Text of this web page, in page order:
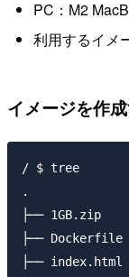
PC：M2
利用するイメ
イメージを作
/ $ tree
.
├── 1GB.zip
├── Dockerfile
├── index.html